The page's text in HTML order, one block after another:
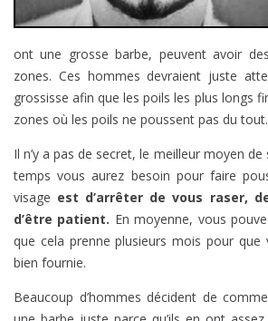
ont une grosse barbe, peuvent avoir
zones. Ces hommes devraient juste
grossisse afin que les poils les plus longs
zones où les poils ne poussent pas du tout.
Il n’y a pas de secret, le meilleur moyen
temps vous aurez besoin pour faire
visage est d’arrêter de vous raser,
d’être patient. En moyenne, vous
que cela prenne plusieurs mois pour que
bien fournie.
Beaucoup d’hommes décident de